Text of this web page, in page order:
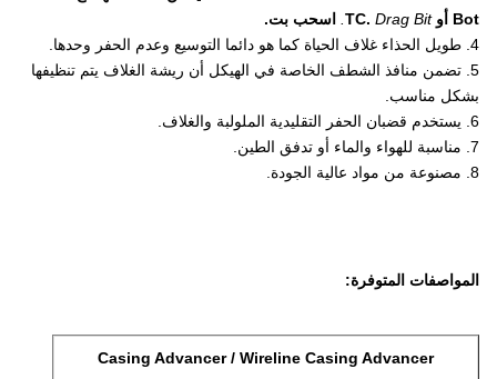
Bot أو TC.
Drag Bit.
اسحب بت.
4. طويل الحذاء غلاف الحياة كما هو دائما التوسيع وعدم الحفر وحدها.
5. تضمن منافذ الشطف الخاصة في الهيكل أن ريشة الغلاف يتم تنظيفها
بشكل مناسب.
6. يستخدم قضبان الحفر التقليدية الملولبة والغلاف.
7. مناسبة للهواء والماء أو تدفق الطين.
8. مصنوعة من مواد عالية الجودة.
المواصفات المتوفرة:
Casing Advancer / Wireline Casing Advancer